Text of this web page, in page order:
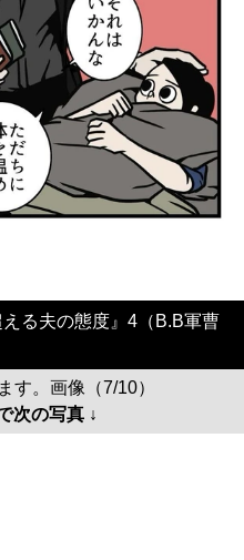
る夫の態度』4（B.B軍曹
す。画像（7/10）
次の写真 ↓